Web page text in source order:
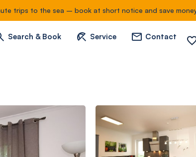
trips to the sea – book at short notice and save
Search & Book Service Contact